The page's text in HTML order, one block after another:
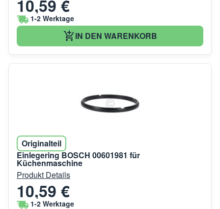
10,59 €
1-2 Werktage
IN DEN WARENKORB
Originalteil
Einlegering BOSCH 00601981 für
Küchenmaschine
Produkt Details
10,59 €
1-2 Werktage